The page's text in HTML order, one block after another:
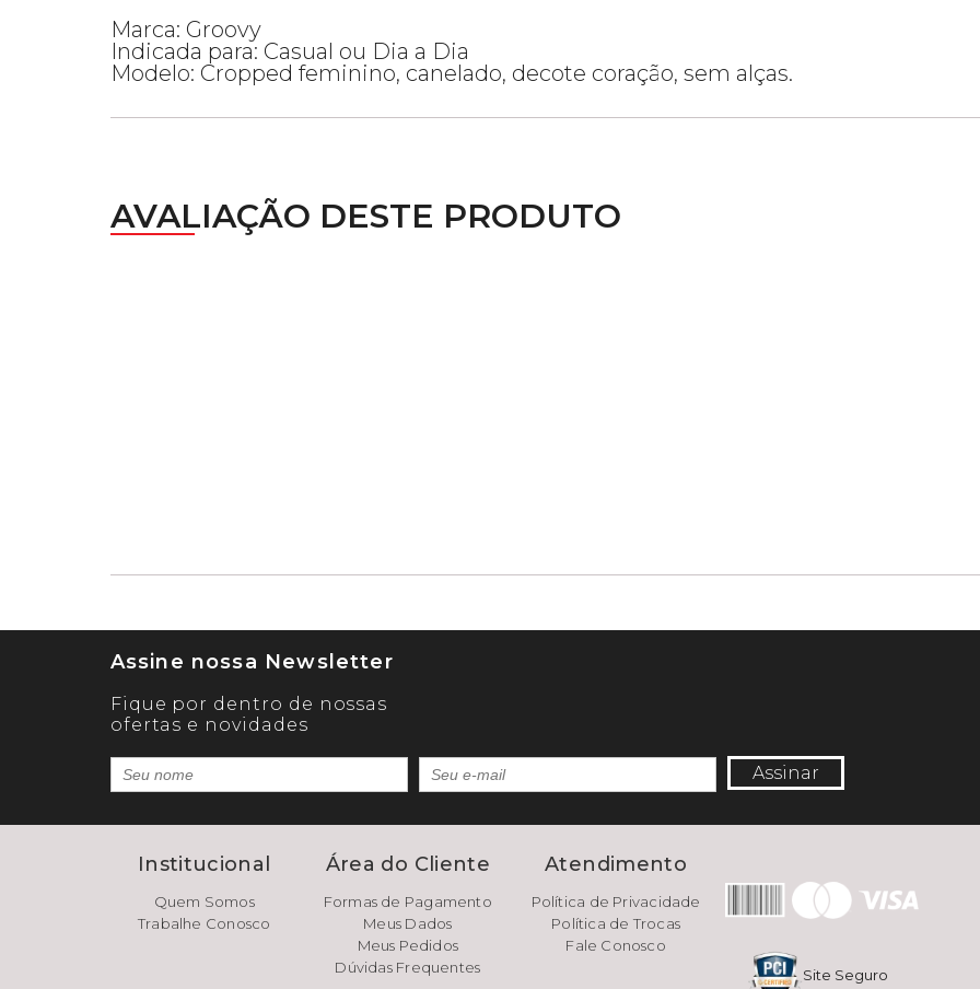
Marca: Groovy
Indicada para: Casual ou Dia a Dia
Modelo: Cropped feminino, canelado, decote coração, sem alças.
AVALIAÇÃO DESTE PRODUTO
Assine nossa Newsletter
Fique por dentro de nossas
ofertas e novidades
Assinar
Institucional
Quem Somos
Trabalhe Conosco
Área do Cliente
Formas de Pagamento
Meus Dados
Meus Pedidos
Dúvidas Frequentes
Atendimento
Política de Privacidade
Política de Trocas
Fale Conosco
Site Seguro